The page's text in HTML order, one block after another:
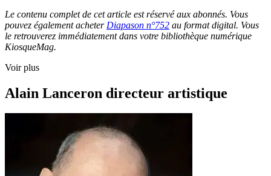
Le contenu complet de cet article est réservé aux abonnés. Vous
pouvez également acheter Diapason n°752 au format digital. Vous
le retrouverez immédiatement dans votre bibliothèque numérique
KiosqueMag.
Voir plus
Alain Lanceron directeur artistique